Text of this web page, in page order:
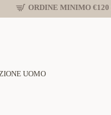
ORDINE MINIMO €120
UOMO